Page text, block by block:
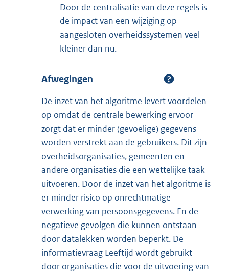
Door de centralisatie van deze regels is
de impact van een wijziging op
aangesloten overheidssystemen veel
kleiner dan nu.
Afwegingen
De inzet van het algoritme levert voordelen
op omdat de centrale bewerking ervoor
zorgt dat er minder (gevoelige) gegevens
worden verstrekt aan de gebruikers. Dit zijn
overheidsorganisaties, gemeenten en
andere organisaties die een wettelijke taak
uitvoeren. Door de inzet van het algoritme is
er minder risico op onrechtmatige
verwerking van persoonsgegevens. En de
negatieve gevolgen die kunnen ontstaan
door datalekken worden beperkt. De
informatievraag Leeftijd wordt gebruikt
door organisaties die voor de uitvoering van